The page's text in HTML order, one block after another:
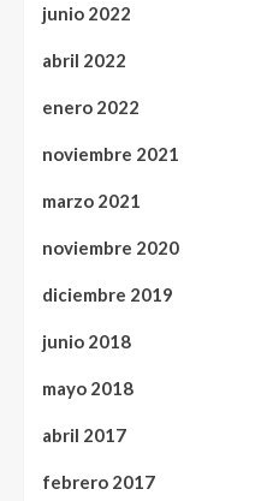
junio 2022
abril 2022
enero 2022
noviembre 2021
marzo 2021
noviembre 2020
diciembre 2019
junio 2018
mayo 2018
abril 2017
febrero 2017